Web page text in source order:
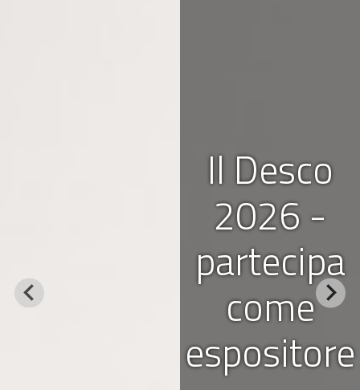
Il Desco
2026 -
partecipa
come
espositore